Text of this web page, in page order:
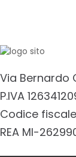
Via Bernardo
P.IVA
Codice
REA MI-